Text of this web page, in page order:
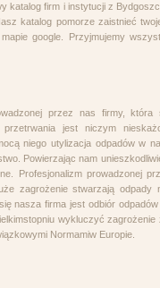
katalog firm i instytucji z
katalog pomorze zaistnieć
google. Przyjmujemy
przez nas firmy,
jest niczym
niego utylizacja odpadów w
Powierzając nam
Profesjonalizm prowadzonej
zagrożenie stwarzają odpady
nasza firma jest odbiór
wykluczyć
Normamiw Europie.